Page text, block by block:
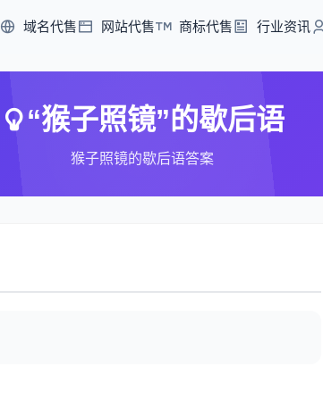
域名代售 网站代售 商标代售 行业资讯
“猴子照镜”的歇后语
猴子照镜的歇后语答案